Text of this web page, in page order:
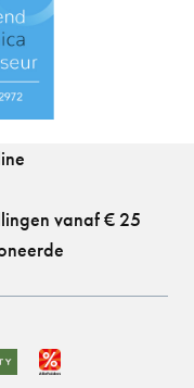
vanaf € 25